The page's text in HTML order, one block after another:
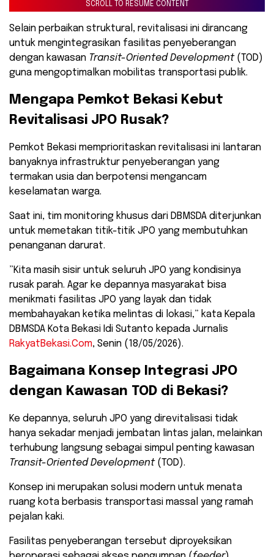
SCROLL TO RESUME CONTENT
Selain perbaikan struktural, revitalisasi ini dirancang
untuk mengintegrasikan fasilitas penyeberangan
dengan kawasan Transit-Oriented Development(TOD)
guna mengoptimalkan mobilitas transportasi publik.
​Mengapa Pemkot Bekasi Kebut
Revitalisasi JPO Rusak?
​Pemkot Bekasi memprioritaskan revitalisasi ini lantaran
banyaknya infrastruktur penyeberangan yang
termakan usia dan berpotensi mengancam
keselamatan warga.
Saat ini, tim monitoring khusus dari DBMSDA diterjunkan
untuk memetakan titik-titik JPO yang membutuhkan
penanganan darurat.
​”Kita masih sisir untuk seluruh JPO yang kondisinya
rusak parah. Agar ke depannya masyarakat bisa
menikmati fasilitas JPO yang layak dan tidak
membahayakan ketika melintas di lokasi,” kata Kepala
DBMSDA Kota Bekasi Idi Sutanto kepada Jurnalis
RakyatBekasi.Com, Senin (18/05/2026).
​Bagaimana Konsep Integrasi JPO
dengan Kawasan TOD di Bekasi?
​Ke depannya, seluruh JPO yang direvitalisasi tidak
hanya sekadar menjadi jembatan lintas jalan, melainkan
terhubung langsung sebagai simpul penting kawasan
Transit-Oriented Development(TOD).
Konsep ini merupakan solusi modern untuk menata
ruang kota berbasis transportasi massal yang ramah
pejalan kaki.
​Fasilitas penyeberangan tersebut diproyeksikan